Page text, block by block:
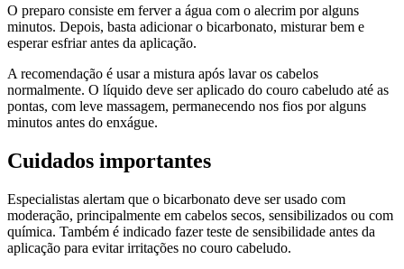
O preparo consiste em ferver a água com o alecrim por alguns
minutos. Depois, basta adicionar o bicarbonato, misturar bem e
esperar esfriar antes da aplicação.
A recomendação é usar a mistura após lavar os cabelos
normalmente. O líquido deve ser aplicado do couro cabeludo até as
pontas, com leve massagem, permanecendo nos fios por alguns
minutos antes do enxágue.
Cuidados importantes
Especialistas alertam que o bicarbonato deve ser usado com
moderação, principalmente em cabelos secos, sensibilizados ou com
química. Também é indicado fazer teste de sensibilidade antes da
aplicação para evitar irritações no couro cabeludo.